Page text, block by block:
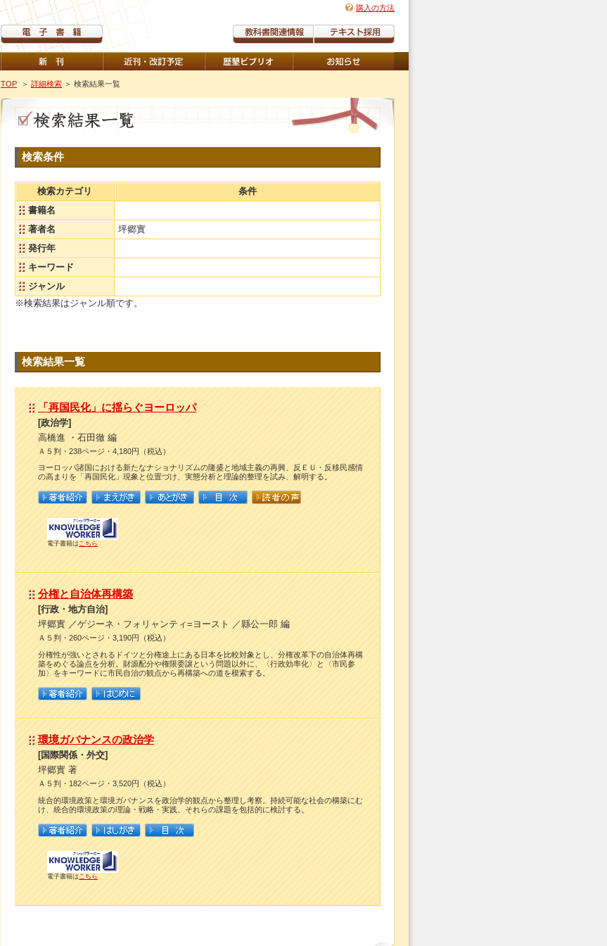
購入の方法
TOP ＞ 詳細検索 ＞ 検索結果一覧
検索条件
検索カテゴリ
条件
書籍名
著者名
坪郷實
発行年
キーワード
ジャンル
※検索結果はジャンル順です。
検索結果一覧
「再国民化」に揺らぐヨーロッパ
[政治学]
高橋進 ・石田徹 編
Ａ５判・238ページ・4,180円（税込）
ヨーロッパ諸国における新たなナショナリズムの隆盛と地域主義の再興、反ＥＵ・反移民感情
の高まりを「再国民化」現象と位置づけ、実態分析と理論的整理を試み、解明する。
電子書籍はこちら
分権と自治体再構築
[行政・地方自治]
坪郷實 ／ゲジーネ・フォリャンティ=ヨースト ／縣公一郎 編
Ａ５判・260ページ・3,190円（税込）
分権性が強いとされるドイツと分権途上にある日本を比較対象とし、分権改革下の自治体再構
築をめぐる論点を分析。財源配分や権限委譲という問題以外に、〈行政効率化〉と〈市民参
加〉をキーワードに市民自治の観点から再構築への道を模索する。
環境ガバナンスの政治学
[国際関係・外交]
坪郷實 著
Ａ５判・182ページ・3,520円（税込）
統合的環境政策と環境ガバナンスを政治学的観点から整理し考察。持続可能な社会の構築にむ
け、統合的環境政策の理論・戦略・実践、それらの課題を包括的に検討する。
電子書籍はこちら